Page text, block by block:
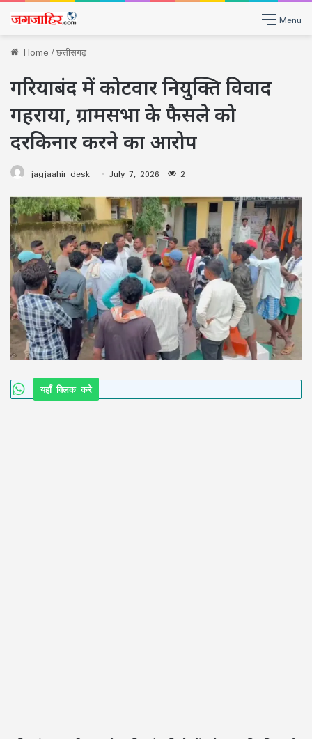
Menu
Home/छत्तीसगढ़
गरियाबंद में कोटवार नियुक्ति विवाद
गहराया, ग्रामसभा के फैसले को
दरकिनार करने का आरोप
jagjaahir desk July 7, 2026 2
यहाँ क्लिक करे